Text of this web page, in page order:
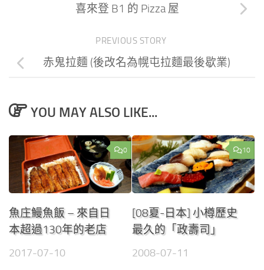
喜來登 B1 的 Pizza 屋
PREVIOUS STORY
赤鬼拉麵 (後改名為幌屯拉麵最後歇業)
YOU MAY ALSO LIKE...
0
魚庄鰻魚飯 – 來自日
本超過130年的老店
2017-07-10
10
[08夏-日本] 小樽歷史
最久的「政壽司」
2008-07-11